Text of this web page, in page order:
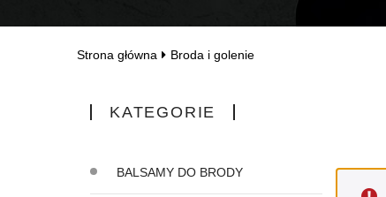
Strona główna Broda i golenie
KATEGORIE
BALSAMY DO BRODY